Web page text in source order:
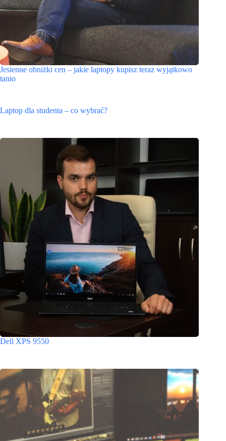
Jesienne obniżki cen – jakie laptopy kupisz teraz wyjątkowo
tanio
Laptop dla studenta – co wybrać?
Dell XPS 9550